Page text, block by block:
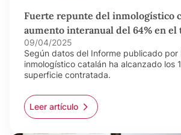
Fuerte repunte del inmologístico
aumento interanual del 64% en el
09/04/2025
Según datos del Informe publicado por
inmologístico catalán ha alcanzado los
superficie contratada.
Leer artículo